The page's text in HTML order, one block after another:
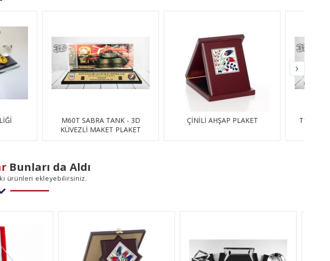
TANK - 3D
ÇİNİLİ AHŞAP PLAKET
T155 FIRTINA - 3D KÜVEZLİ
Bunları da Aldı
ürünleri ekleyebilirsiniz.